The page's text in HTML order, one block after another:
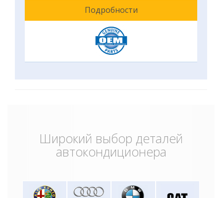
Подробности
Широкий выбор деталей
автокондиционера